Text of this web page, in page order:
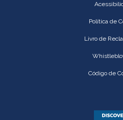
Política de
Livro de
Código de